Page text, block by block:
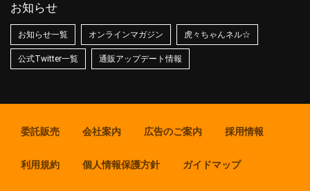
お知らせ
お知らせ一覧 オンラインマガジン 虎々ちゃんネル☆
公式Twitter一覧 通販アップデート情報
委託販売 会社案内 広告のご案内 採用情報
利用規約 個人情報保護方針 ガイドマップ